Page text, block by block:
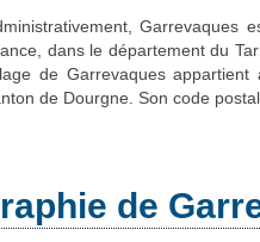
Garrevaques
dans le département du
de Garrevaques
de Dourgne. Son code
de